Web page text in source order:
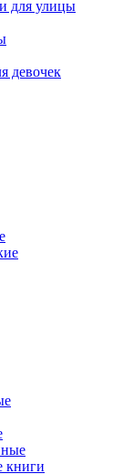
для улицы
девочек
книги